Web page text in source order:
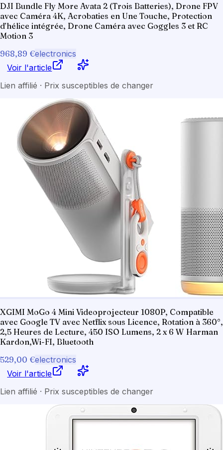
DJI Bundle Fly More Avata 2 (Trois Batteries), Drone FPV
avec Caméra 4K, Acrobaties en Une Touche, Protection
d’hélice intégrée, Drone Caméra avec Goggles 3 et RC
Motion 3
968,89 €electronics
Voir l'article
Lien affilié · Prix susceptibles de changer
XGIMI MoGo 4 Mini Videoprojecteur 1080P, Compatible
avec Google TV avec Netflix sous Licence, Rotation à 360°,
2,5 Heures de Lecture, 450 ISO Lumens, 2 x 6 W Harman
Kardon,Wi-FI, Bluetooth
529,00 €electronics
Voir l'article
Lien affilié · Prix susceptibles de changer